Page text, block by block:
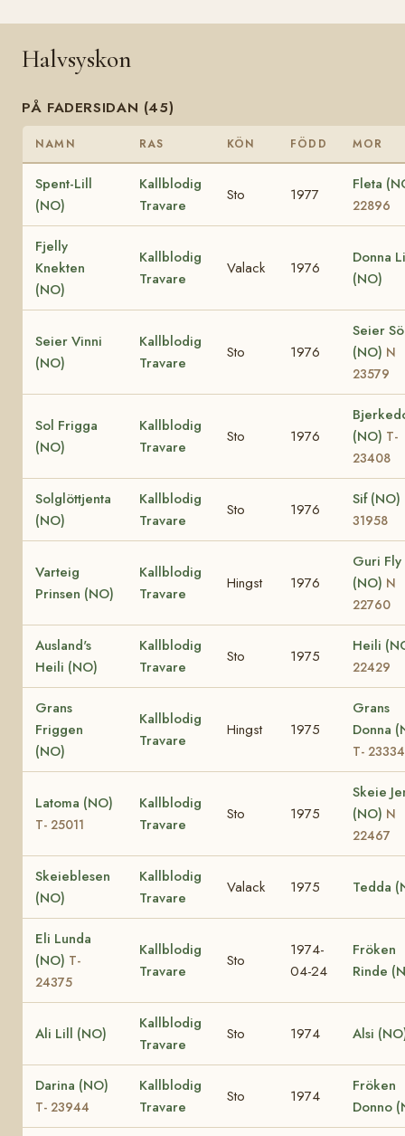
Halvsyskon
PÅ FADERSIDAN (45)
NAMN RAS KÖN FÖDD MOR
Spent-Lill
(NO)
Kallblodig
Travare
Sto 1977
Fleta
22896
Fjelly
Knekten
(NO)
Kallblodig
Travare
Valack 1976
Donna
(NO)
Seier Vinni
(NO)
Kallblodig
Travare
Sto 1976
Seier
(NO) N
23579
Sol Frigga
(NO)
Kallblodig
Travare
Sto 1976
(NO) T-
23408
Solglöttjenta
(NO)
Kallblodig
Travare
Sto 1976
Sif (NO)
31958
Varteig
Prinsen (NO)
Kallblodig
Travare
Hingst 1976
Guri Fly
(NO) N
22760
Ausland's
Heili (NO)
Kallblodig
Travare
Sto 1975
Heili
22429
Grans
Friggen
(NO)
Kallblodig
Travare
Hingst 1975
Grans
Donna
T- 23334
Latoma (NO)
T- 25011
Kallblodig
Travare
Sto 1975
Skeie
(NO) N
22467
Skeieblesen
(NO)
Kallblodig
Travare
Valack 1975 Tedda
Eli Lunda
(NO) T-
24375
Kallblodig
Travare
Sto
1974-
04-24
Fröken
Rinde
Ali Lill (NO)
Kallblodig
Travare
Sto 1974 Alsi
Darina (NO)
T- 23944
Kallblodig
Travare
Sto 1974
Fröken
Donno